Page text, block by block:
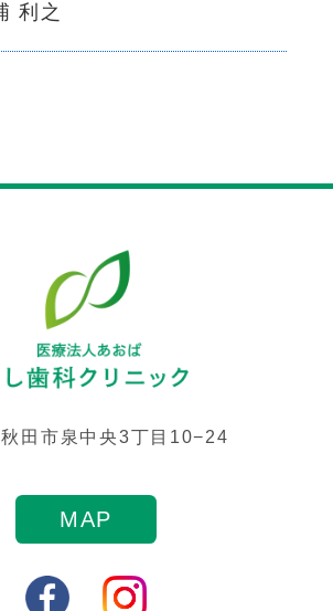
利之
田市泉中央3丁目10−24
MAP